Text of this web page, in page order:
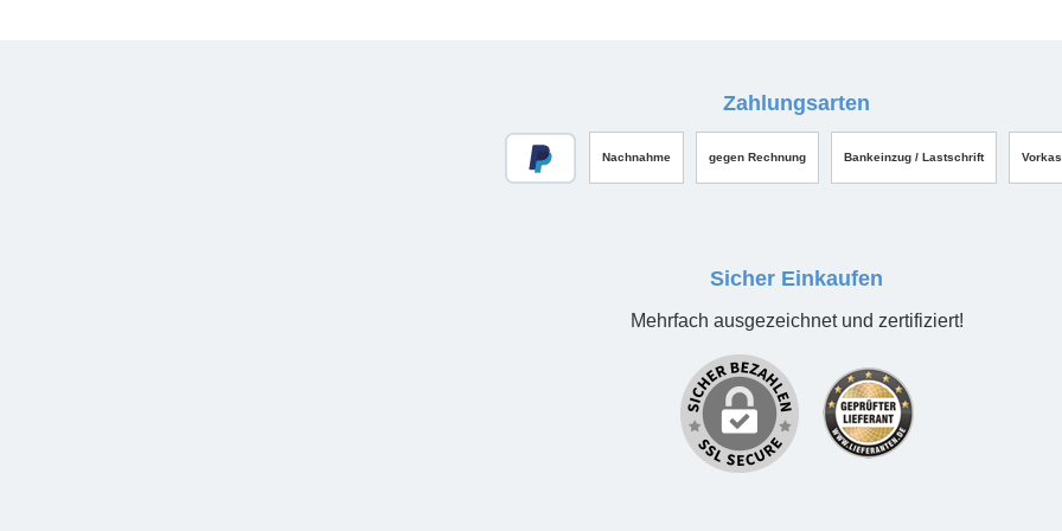
Zahlungsarten
Nachnahme gegen Rechnung Bankeinzug / Lastschrift
Sicher Einkaufen
Mehrfach ausgezeichnet und zertifiziert!